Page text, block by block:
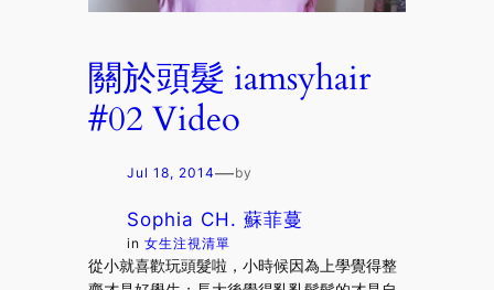
關於頭髮 iamsyhair
#02 Video
Jul 18, 2014—by
Sophia CH. 蘇菲蔓
in女生注視清單
從小就喜歡玩頭髮啦，小時候因為上學覺得整